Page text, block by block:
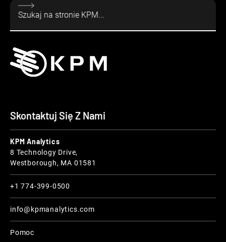
Skontaktuj Się Z Nami
KPM Analytics
8 Technology Drive,
Westborough, MA 01581
+1 774-399-0500
info@kpmanalytics.com
Pomoc